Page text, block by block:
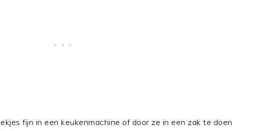
fijn in een keukenmachine of door ze in een zak te doen